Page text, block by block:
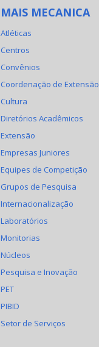
MAIS MECANICA
Atléticas
Centros
Convênios
Coordenação de Extensão
Cultura
Diretórios Acadêmicos
Extensão
Empresas Juniores
Equipes de Competição
Grupos de Pesquisa
Internacionalização
Laboratórios
Monitorias
Núcleos
Pesquisa e Inovação
PET
PIBID
Setor de Serviços